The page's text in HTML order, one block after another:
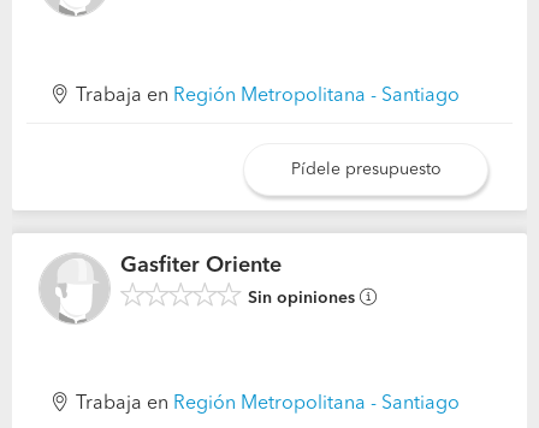
Trabaja en Región Metropolitana - Santiago
Pídele presupuesto
Gasfiter Oriente
Sin opiniones
Trabaja en Región Metropolitana - Santiago